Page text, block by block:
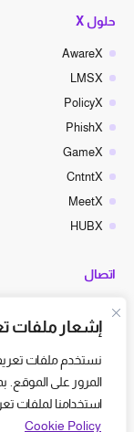
إشعار ملفات
نستخدم ملفات
المرور على الموقع.
استخدامنا لملفات
Cookie Policy
حلول X
AwareX
LMSX
PolicyX
PhishX
GameX
CntntX
MeetX
HUBX
اتصال
hello@cyberx.world